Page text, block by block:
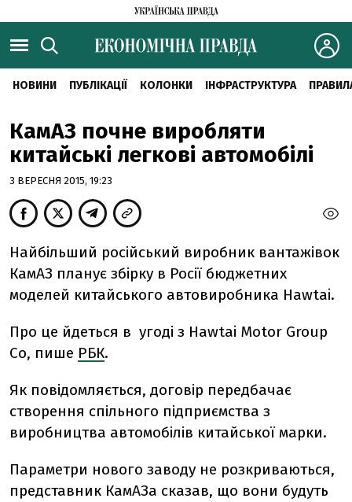
НОВИНИ ПУБЛІКАЦІЇ КОЛОНКИ ІНФРАСТРУКТУРА
КамАЗ почне виробляти
китайські легкові автомобілі
3 ВЕРЕСНЯ 2015, 19:23
Найбільший російський виробник вантажівок
КамАЗ планує збірку в Росії бюджетних
моделей китайського автовиробника Hawtai.
Про це йдеться в угоді з Hawtai Motor Group
Co, пише РБК.
Як повідомляється, договір передбачає
створення спільного підприємства з
виробництва автомобілів китайської марки.
Параметри нового заводу не розкриваються,
представник КамАЗа сказав, що вони будуть